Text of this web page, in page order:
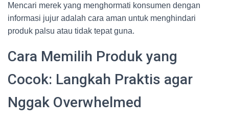
Mencari merek yang menghormati konsumen dengan
informasi jujur adalah cara aman untuk menghindari
produk palsu atau tidak tepat guna.
Cara Memilih Produk yang
Cocok: Langkah Praktis agar
Nggak Overwhelmed